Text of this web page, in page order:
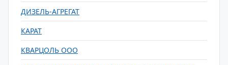
ДИЗЕЛЬ-АГРЕГАТ
КАРАТ
КВАРЦОЛЬ ООО